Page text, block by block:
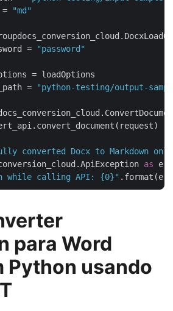
=
"md"
=
"password"
= loadOptions
=
"python-testing/output-
converted Docx to Markdown
as e:
while calling API: {0}"
para Word
Python usando